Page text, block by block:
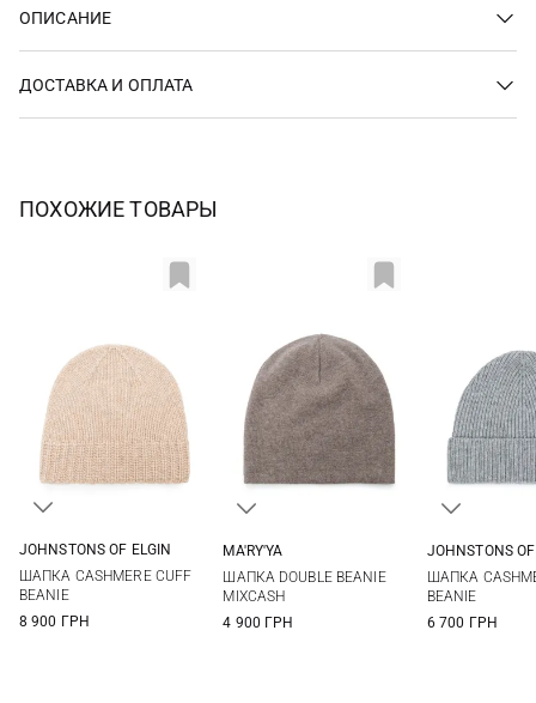
ОПИСАНИЕ
ДОСТАВКА И ОПЛАТА
ПОХОЖИЕ ТОВАРЫ
JOHNSTONS OF ELGIN
ШАПКА CASHMERE CUFF
BEANIE
8 900 ГРН
MA'RY'YA
ШАПКА DOUBLE BEANIE
MIXCASH
4 900 ГРН
JOHNSTONS
ШАПКА
BEANIE
6 700 ГРН